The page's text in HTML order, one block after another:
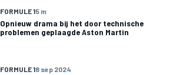
FORMULE 15 m
Opnieuw drama bij het door technische
problemen geplaagde Aston Martin
FORMULE 18 sep 2024